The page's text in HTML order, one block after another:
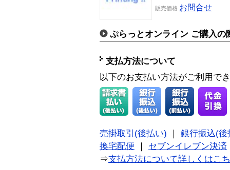
販売価格 お問合せ
ぷらっとオンライン ご購入の
支払方法について
以下のお支払い方法がご利用で
売掛取引(後払い)
銀行振込(後
換宅配便
セブンイレブン決済
⇒支払方法について詳しくはこ